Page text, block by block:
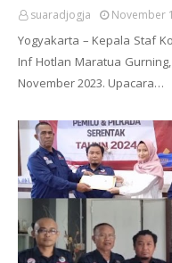
suaradjogja November
Yogyakarta – Kepala Staf
Inf Hotlan Maratua
November 2023. Upacara…